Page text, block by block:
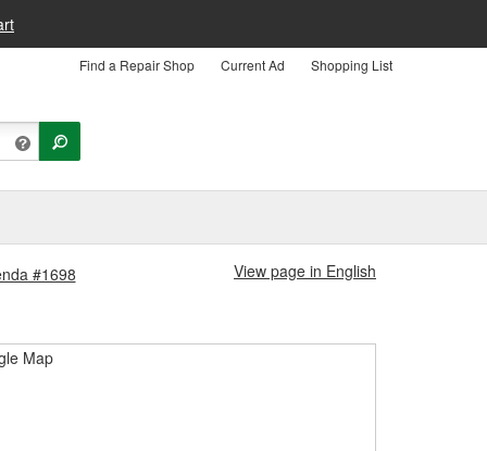
Find a Repair Shop Current Ad Shopping List
#1698
View page in English